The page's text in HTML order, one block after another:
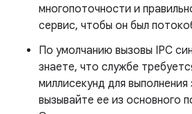
многопоточности и
сервис, чтобы он был
По умолчанию вызовы IPC
знаете, что службе
миллисекунд для выполнения
вызывайте ее из основного